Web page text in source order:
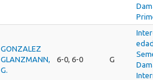
GONZALEZ
GLANZMANN,
G.
6-0, 6-0 G